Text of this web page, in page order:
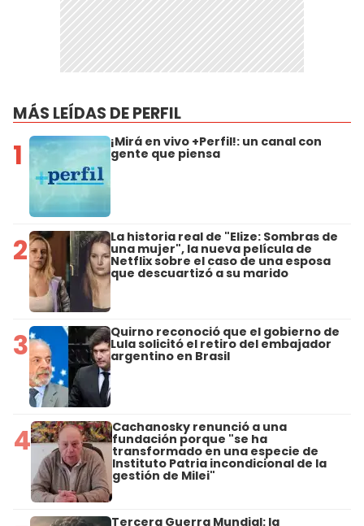
MÁS LEÍDAS DE PERFIL
1 ¡Mirá en vivo +Perfil!: un canal con
gente que piensa
2 La historia real de "Elize: Sombras de
una mujer", la nueva película de
Netflix sobre el caso de una esposa
que descuartizó a su marido
3 Quirno reconoció que el gobierno de
Lula solicitó el retiro del embajador
argentino en Brasil
4 Cachanosky renunció a una
fundación porque "se ha
transformado en una especie de
Instituto Patria incondicional de la
gestión de Milei"
Tercera Guerra Mundial: la